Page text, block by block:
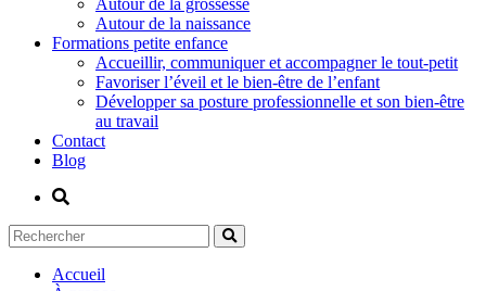
Autour de la grossesse
Autour de la naissance
Formations petite enfance
Accueillir, communiquer et accompagner le tout-petit
Favoriser l’éveil et le bien-être de l’enfant
Développer sa posture professionnelle et son bien-être
au travail
Contact
Blog
Accueil